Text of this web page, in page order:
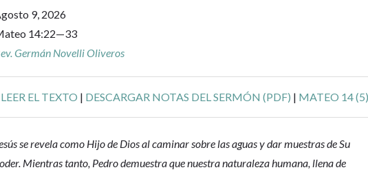
9, 2026
14:22—33
Germán Novelli Oliveros
LEER EL TEXTO | DESCARGAR NOTAS DEL SERMÓN (PDF) | MATEO 14 (5)
se revela como Hijo de Dios al caminar sobre las aguas y dar muestras de Su
Mientras tanto, Pedro demuestra que nuestra naturaleza humana, llena de